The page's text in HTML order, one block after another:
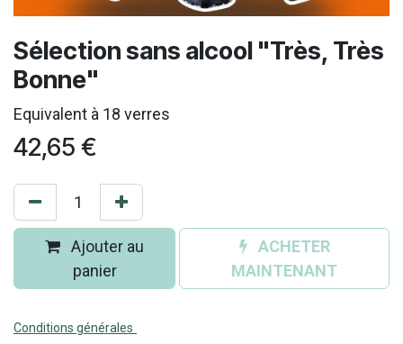
Sélection sans alcool "Très, Très
Bonne"
Equivalent à 18 verres
42,65 €
Ajouter au
panier
ACHETER
MAINTENANT
Conditions générales